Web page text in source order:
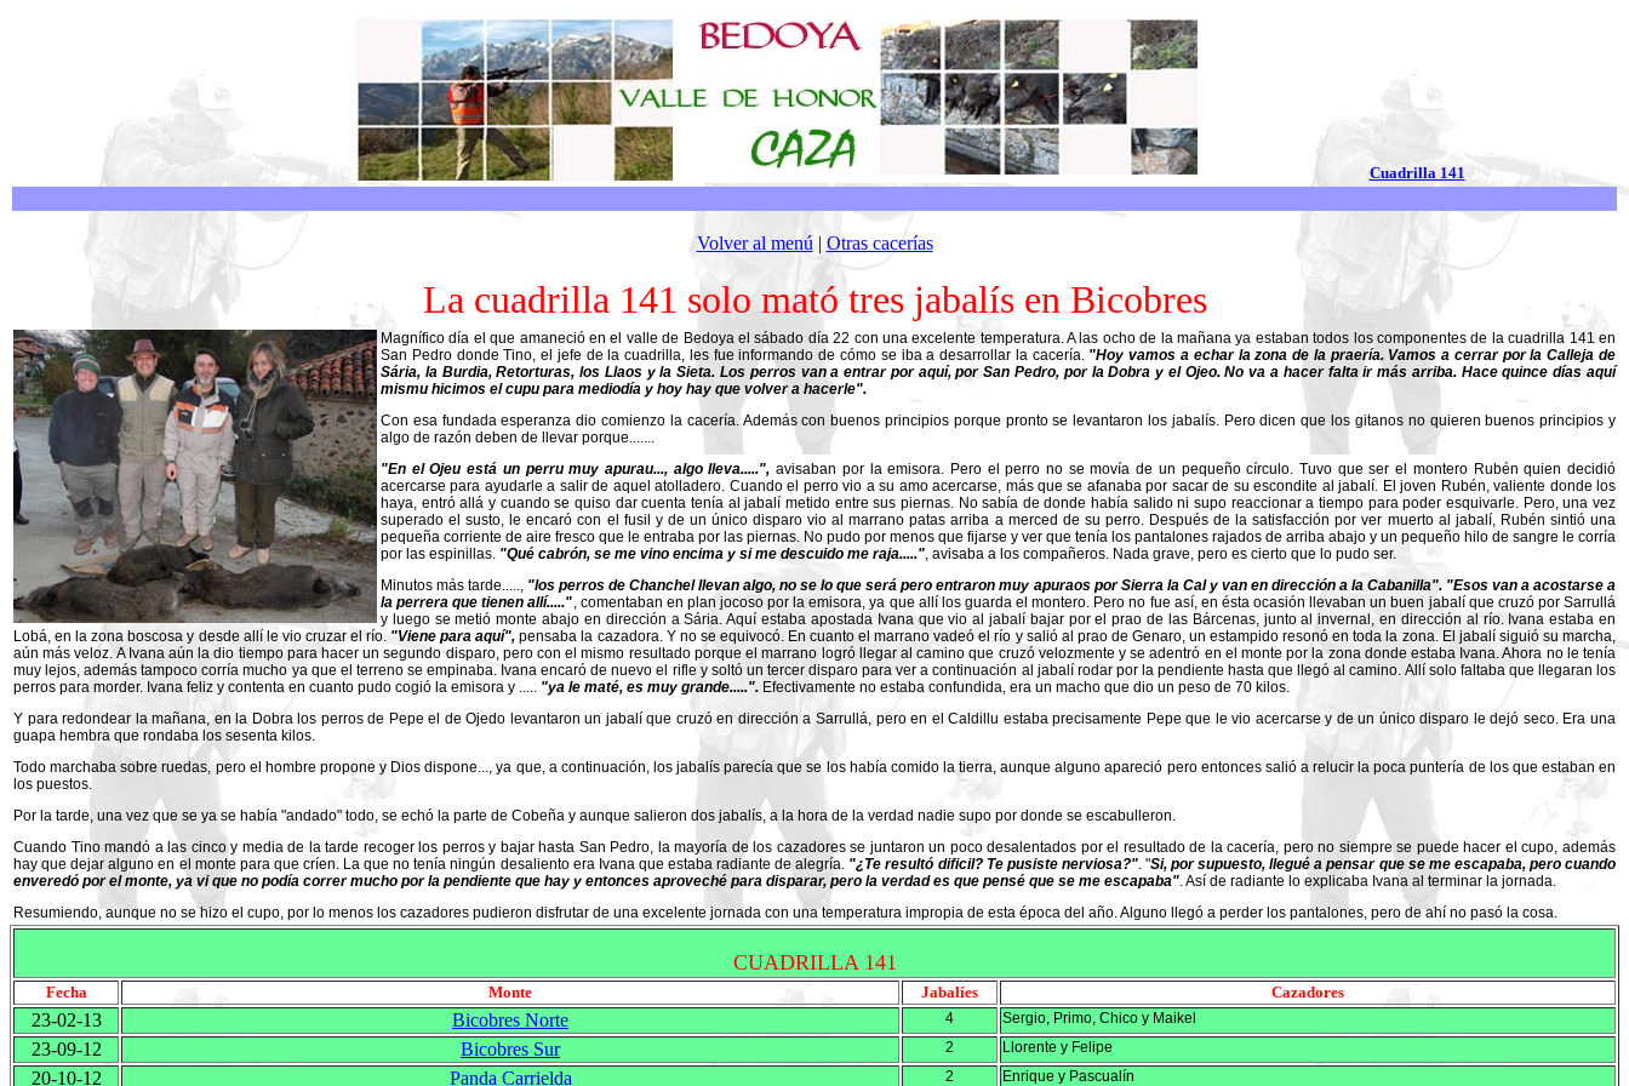
Cuadrilla 141
Volver al menú | Otras cacerías
La cuadrilla 141 solo mató tres jabalís en Bicobres
Magnífico día el que amaneció en el valle de Bedoya el sábado día 22 con una excelente temperatura. A las ocho de la mañana ya estaban todos los componentes de la cuadrilla 141 en
San Pedro donde Tino, el jefe de la cuadrilla, les fue informando de cómo se iba a desarrollar la cacería. "Hoy vamos a echar la zona de la praería. Vamos a cerrar por la Calleja de
Sária, la Burdia, Retorturas, los Llaos y la Sieta. Los perros van a entrar por aquí, por San Pedro, por la Dobra y el Ojeo. No va a hacer falta ir más arriba. Hace quince días aquí
mismu hicimos el cupu para mediodía y hoy hay que volver a hacerle".
Con esa fundada esperanza dio comienzo la cacería. Además con buenos principios porque pronto se levantaron los jabalís. Pero dicen que los gitanos no quieren buenos principios y
algo de razón deben de llevar porque.......
"En el Ojeu está un perru muy apurau..., algo lleva.....", avisaban por la emisora. Pero el perro no se movía de un pequeño círculo. Tuvo que ser el montero Rubén quien decidió
acercarse para ayudarle a salir de aquel atolladero. Cuando el perro vio a su amo acercarse, más que se afanaba por sacar de su escondite al jabalí. El joven Rubén, valiente donde los
haya, entró allá y cuando se quiso dar cuenta tenía al jabalí metido entre sus piernas. No sabía de donde había salido ni supo reaccionar a tiempo para poder esquivarle. Pero, una vez
superado el susto, le encaró con el fusil y de un único disparo vio al marrano patas arriba a merced de su perro. Después de la satisfacción por ver muerto al jabalí, Rubén sintió una
pequeña corriente de aire fresco que le entraba por las piernas. No pudo por menos que fijarse y ver que tenía los pantalones rajados de arriba abajo y un pequeño hilo de sangre le corría
por las espinillas. "Qué cabrón, se me vino encima y si me descuido me raja.....", avisaba a los compañeros. Nada grave, pero es cierto que lo pudo ser.
Minutos más tarde....., "los perros de Chanchel llevan algo, no se lo que será pero entraron muy apuraos por Sierra la Cal y van en dirección a la Cabanilla". "Esos van a acostarse a
la perrera que tienen allí.....", comentaban en plan jocoso por la emisora, ya que allí los guarda el montero. Pero no fue así, en ésta ocasión llevaban un buen jabalí que cruzó por Sarrullá
y luego se metió monte abajo en dirección a Sária. Aquí estaba apostada Ivana que vio al jabalí bajar por el prao de las Bárcenas, junto al invernal, en dirección al río. Ivana estaba en
Lobá, en la zona boscosa y desde allí le vio cruzar el río. "Viene para aquí", pensaba la cazadora. Y no se equivocó. En cuanto el marrano vadeó el río y salió al prao de Genaro, un estampido resonó en toda la zona. El jabalí siguió su marcha,
aún más veloz. A Ivana aún la dio tiempo para hacer un segundo disparo, pero con el mismo resultado porque el marrano logró llegar al camino que cruzó velozmente y se adentró en el monte por la zona donde estaba Ivana. Ahora no le tenía
muy lejos, además tampoco corría mucho ya que el terreno se empinaba. Ivana encaró de nuevo el rifle y soltó un tercer disparo para ver a continuación al jabalí rodar por la pendiente hasta que llegó al camino. Allí solo faltaba que llegaran los
perros para morder. Ivana feliz y contenta en cuanto pudo cogió la emisora y ..... "ya le maté, es muy grande.....". Efectivamente no estaba confundida, era un macho que dio un peso de 70 kilos.
Y para redondear la mañana, en la Dobra los perros de Pepe el de Ojedo levantaron un jabalí que cruzó en dirección a Sarrullá, pero en el Caldillu estaba precisamente Pepe que le vio acercarse y de un único disparo le dejó seco. Era una
guapa hembra que rondaba los sesenta kilos.
Todo marchaba sobre ruedas, pero el hombre propone y Dios dispone..., ya que, a continuación, los jabalís parecía que se los había comido la tierra, aunque alguno apareció pero entonces salió a relucir la poca puntería de los que estaban en
los puestos.
Por la tarde, una vez que se ya se había "andado" todo, se echó la parte de Cobeña y aunque salieron dos jabalís, a la hora de la verdad nadie supo por donde se escabulleron.
Cuando Tino mandó a las cinco y media de la tarde recoger los perros y bajar hasta San Pedro, la mayoría de los cazadores se juntaron un poco desalentados por el resultado de la cacería, pero no siempre se puede hacer el cupo, además
hay que dejar alguno en el monte para que críen. La que no tenía ningún desaliento era Ivana que estaba radiante de alegría. "¿Te resultó dificil? Te pusiste nerviosa?". "Si, por supuesto, llegué a pensar que se me escapaba, pero cuando
enveredó por el monte, ya vi que no podía correr mucho por la pendiente que hay y entonces aproveché para disparar, pero la verdad es que pensé que se me escapaba". Así de radiante lo explicaba Ivana al terminar la jornada.
Resumiendo, aunque no se hizo el cupo, por lo menos los cazadores pudieron disfrutar de una excelente jornada con una temperatura impropia de esta época del año. Alguno llegó a perder los pantalones, pero de ahí no pasó la cosa.
CUADRILLA 141
Fecha Monte Jabalíes Cazadores
23-02-13 Bicobres Norte 4 Sergio, Primo, Chico y Maikel
23-09-12 Bicobres Sur 2 Llorente y Felipe
20-10-12 Panda Carrielda 2 Enrique y Pascualín